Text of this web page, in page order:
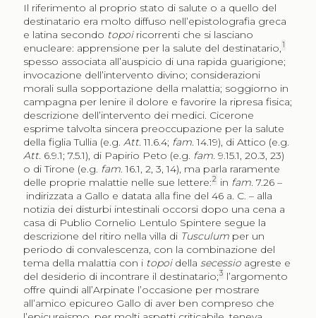
Il riferimento al proprio stato di salute o a quello del
destinatario era molto diffuso nell’epistolografia greca
e latina secondo topoi ricorrenti che si lasciano
enucleare: apprensione per la salute del destinatario,1
spesso associata all’auspicio di una rapida guarigione;
invocazione dell’intervento divino; considerazioni
morali sulla sopportazione della malattia; soggiorno in
campagna per lenire il dolore e favorire la ripresa fisica;
descrizione dell’intervento dei medici. Cicerone
esprime talvolta sincera preoccupazione per la salute
della figlia Tullia (e.g. Att.11.6.4; fam.14.19), di Attico (e.g.
Att. 6.9.1; 7.5.1), di Papirio Peto (e.g. fam. 9.15.1, 20.3, 23)
o di Tirone (e.g. fam. 16.1, 2, 3, 14), ma parla raramente
delle proprie malattie nelle sue lettere:2 in fam. 7.26 –
indirizzata a Gallo e datata alla fine del 46 a. C. – alla
notizia dei disturbi intestinali occorsi dopo una cena a
casa di Publio Cornelio Lentulo Spintere segue la
descrizione del ritiro nella villa di Tusculumper un
periodo di convalescenza, con la combinazione del
tema della malattia con i topoi della secessio agreste e
del desiderio di incontrare il destinatario;3 l’argomento
offre quindi all’Arpinate l’occasione per mostrare
all’amico epicureo Gallo di aver ben compreso che